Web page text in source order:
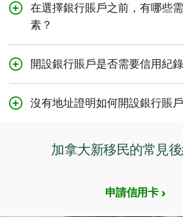
移民簽證和抵埠記錄（移民局表格
永久居留確認書（移民局表格IMM
*海外留學生需要提供高等教育課程的入
在選擇銀行賬戶之前，有哪些
素？
在開設銀行賬戶之前，請考慮以下因素：
此賬戶是否會產生費用？
您是用這個賬戶來存錢，還是用於日
有沒有您可以享受的優惠或獎勵？
開設銀行賬戶是否需要信用紀錄
雖然開設銀行賬戶無需信用記錄，但在
錄仍然非常重要。
沒有地址證明如何開設銀行賬戶
種個人識別證明。您可以提供我們以下
移民簽證和登陸記錄（移民局表格
加拿大新移民的常見
申請信用卡